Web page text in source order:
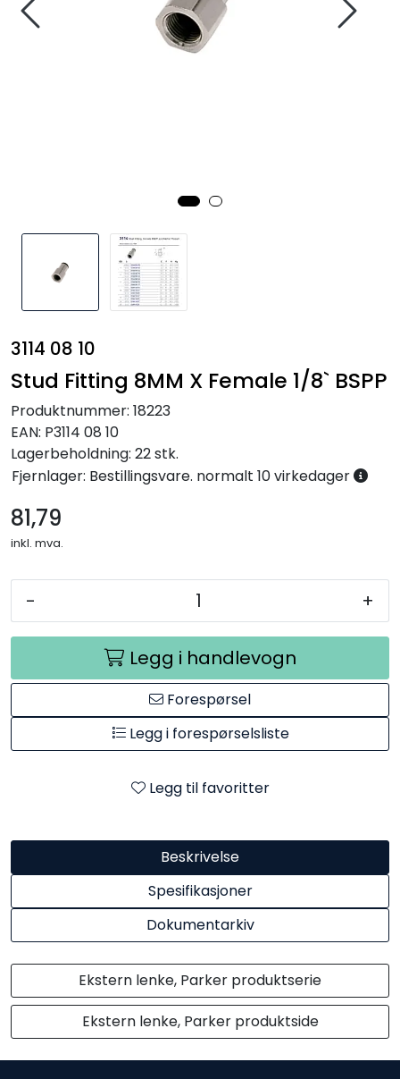
3114 08 10
Stud Fitting 8MM X Female 1/8` BSPP
Produktnummer: 18223
EAN: P3114 08 10
Lagerbeholdning: 22 stk.
Fjernlager: Bestillingsvare. normalt 10 virkedager
81,79
inkl. mva.
- +
Legg i handlevogn
Forespørsel
Legg i forespørselsliste
Legg til favoritter
Beskrivelse
Spesifikasjoner
Dokumentarkiv
Ekstern lenke, Parker produktserie
Ekstern lenke, Parker produktside
Annet